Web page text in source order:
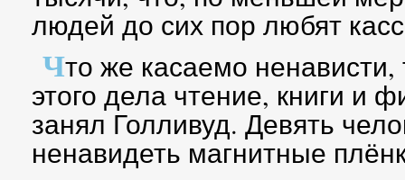
людей до сих пор любят
Что же касаемо ненависти,
этого дела чтение, книги и
занял Голливуд. Девять
ненавидеть магнитные